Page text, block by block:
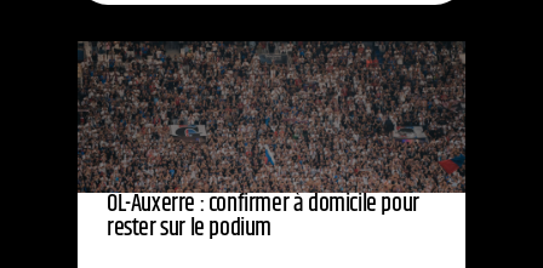
OL-Auxerre : confirmer à domicile pour
rester sur le podium